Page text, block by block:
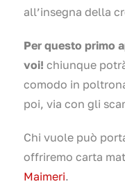
all’insegna della
Per questo primo
voi! chiunque
comodo in
poi, via con gli
Chi vuole può
offriremo carta
Maimeri.